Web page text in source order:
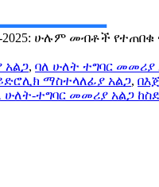
2025: ሁሉም መብቶች
አልጋ, ባለ ሁለት ተግባር
ማስተላለፊያ አልጋ,
ሁለት-ተግባር መመሪያ አልጋ